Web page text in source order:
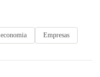
economia Empresas